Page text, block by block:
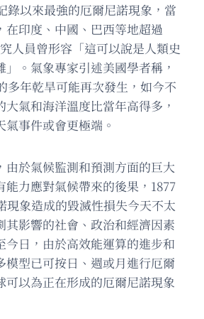
錄以來最強的厄爾尼諾現象，當
在印度、中國、巴西等地超過
人員曾形容「這可以說是人類史
」。氣象專家引述美國學者稱，
多年乾旱可能再次發生，如今不
氣和海洋溫度比當年高得多，
事件或會更極端。
由於氣候監測和預測方面的巨大
能力應對氣候帶來的後果，1877
現象造成的毀滅性損失今天不太
其影響的社會、政治和經濟因素
今日，由於高效能運算的進步和
模型已可按日、週或月進行厄爾
可以為正在形成的厄爾尼諾現象